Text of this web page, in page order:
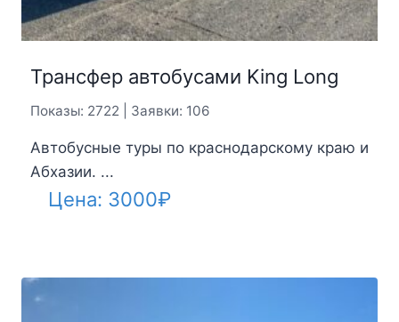
Трансфер автобусами King Long
Показы: 2722 | Заявки: 106
Автобусные туры по краснодарскому краю и
Абхазии. ...
Цена: 3000₽